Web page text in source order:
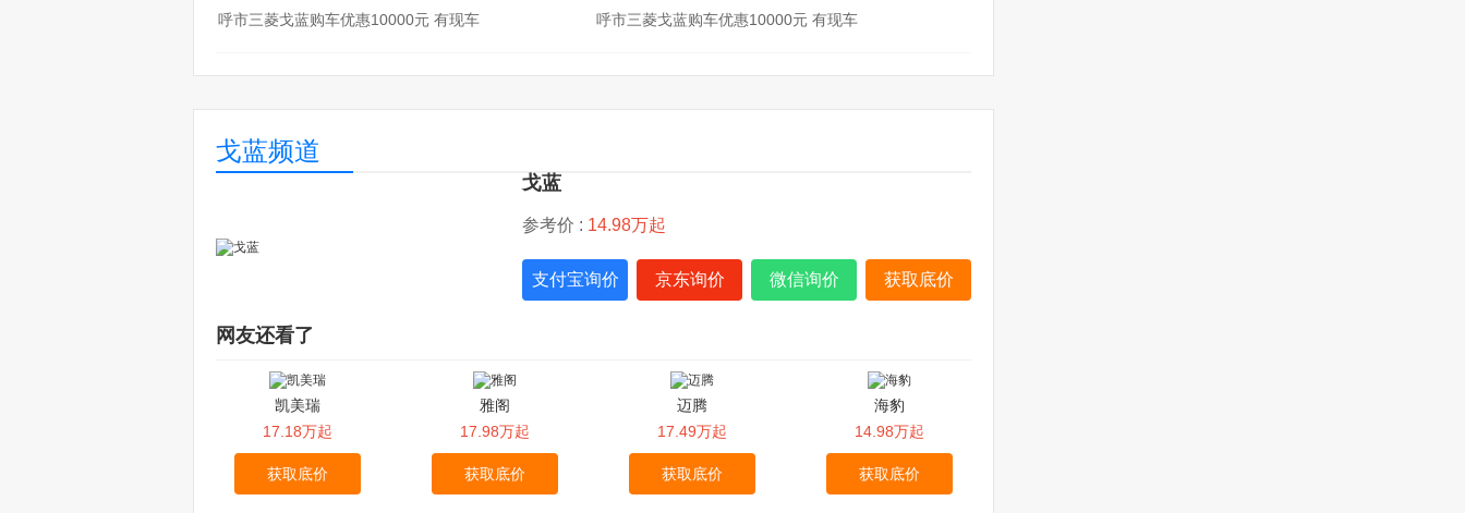
呼市三菱戈蓝购车优惠10000元 有现车 呼市三菱戈蓝购车优惠10000元 有现车
戈蓝频道
戈蓝
参考价 : 14.98万起
支付宝询价 京东询价 微信询价 获取底价
网友还看了
凯美瑞
17.18万起
获取底价
雅阁
17.98万起
获取底价
迈腾
17.49万起
获取底价
海豹
14.98万起
获取底价